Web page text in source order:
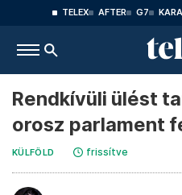
TELEX AFTER G7
Rendkívüli ülést
orosz parlament
KÜLFÖLD frissítve